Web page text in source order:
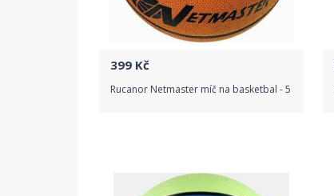
399 Kč
Rucanor Netmaster míč na basketbal - 5
Detail produktu